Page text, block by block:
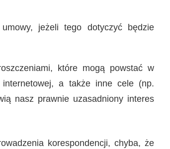
jeżeli tego dotyczyć będzie
które mogą powstać w
a także inne cele (np.
nasz prawnie uzasadniony interes
korespondencji, chyba, że